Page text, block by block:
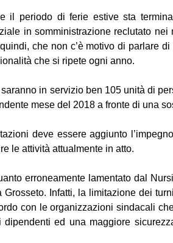
il periodo di ferie estive sta
in somministrazione reclutato
che non c’è motivo di parlare
che si ripete ogni anno.
in servizio ben 105 unità di
mese del 2018 a fronte di una
deve essere aggiunto
le attività attualmente in atto.
erroneamente lamentato dal
Infatti, la limitazione dei
con le organizzazioni sindacali
ed una maggiore